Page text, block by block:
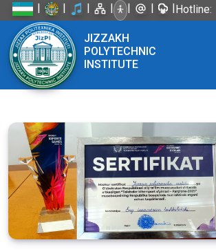
| | | | | | |Hotline:
JIZZAKH
POLYTECHNIC
INSTITUTE